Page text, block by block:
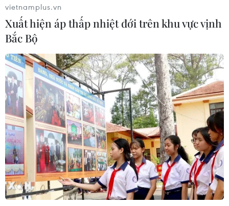
đỉnh núi.
Khám phá điểm đến tuyệt đẹp ở
vietnamplus.vn
Xuất hiện áp thấp nhiệt đới trên khu vực vịnh
Bắc Bộ